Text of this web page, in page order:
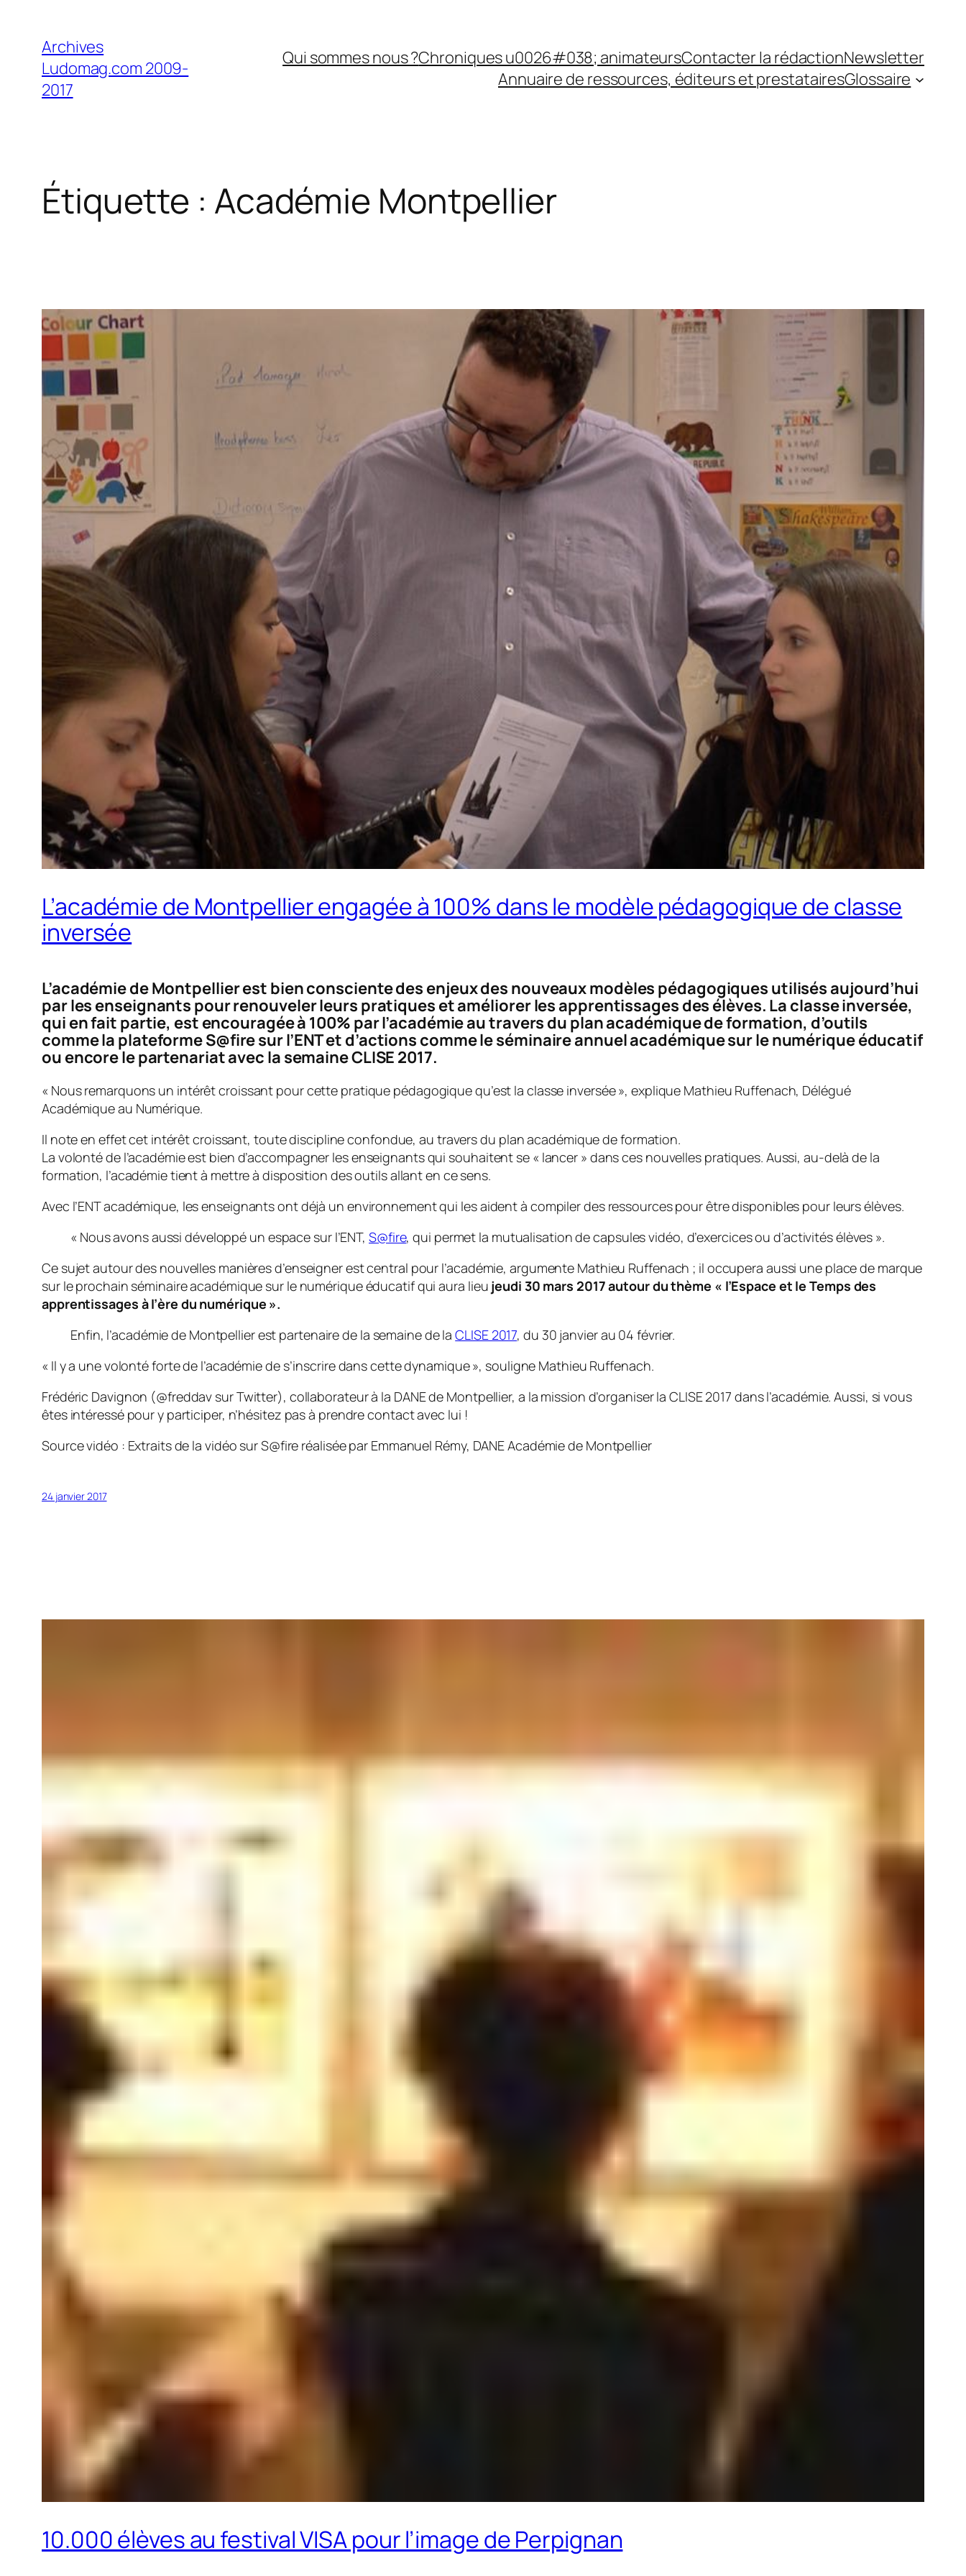
contenu
Archives
Ludomag.com 2009-
2017
Qui sommes nous ?Chroniques u0026#038; animateursContacter la rédactionNewsletter
Annuaire de ressources, éditeurs et prestatairesGlossaire
Étiquette : Académie Montpellier
L’académie de Montpellier engagée à 100% dans le modèle pédagogique de classe
inversée
L’académie de Montpellier est bien consciente des enjeux des nouveaux modèles pédagogiques utilisés aujourd’hui
par les enseignants pour renouveler leurs pratiques et améliorer les apprentissages des élèves. La classe inversée,
qui en fait partie, est encouragée à 100% par l’académie au travers du plan académique de formation, d’outils
comme la plateforme S@fire sur l’ENT et d’actions comme le séminaire annuel académique sur le numérique éducatif
ou encore le partenariat avec la semaine CLISE 2017.
« Nous remarquons un intérêt croissant pour cette pratique pédagogique qu’est la classe inversée», explique Mathieu Ruffenach, Délégué
Académique au Numérique.
Il note en effet cet intérêt croissant, toute discipline confondue, au travers du plan académique de formation.
La volonté de l’académie est bien d’accompagner les enseignants qui souhaitent se « lancer » dans ces nouvelles pratiques. Aussi, au-delà de la
formation, l’académie tient à mettre à disposition des outils allant en ce sens.
Avec l’ENT académique, les enseignants ont déjà un environnement qui les aident à compiler des ressources pour être disponibles pour leurs élèves.
« Nous avons aussi développé un espace sur l’ENT, S@fire, qui permet la mutualisation de capsules vidéo, d’exercices ou d’activités élèves ».
Ce sujet autour des nouvelles manières d’enseigner est central pour l’académie, argumente Mathieu Ruffenach ; il occupera aussi une place de marque
sur le prochain séminaire académique sur le numérique éducatif qui aura lieu jeudi 30 mars 2017 autour du thème « l’Espace et le Temps des
apprentissages à l’ère du numérique ».
Enfin, l’académie de Montpellier est partenaire de la semaine de laCLISE 2017, du 30 janvier au 04 février.
« Il y a une volonté forte de l’académie de s’inscrire dans cette dynamique», souligne Mathieu Ruffenach.
Frédéric Davignon (@freddav sur Twitter), collaborateur à la DANE de Montpellier, a la mission d’organiser la CLISE 2017 dans l’académie. Aussi, si vous
êtes intéressé pour y participer, n’hésitez pas à prendre contact avec lui !
Source vidéo : Extraits de la vidéo sur S@fire réalisée par Emmanuel Rémy, DANE Académie de Montpellier
24 janvier 2017
10.000 élèves au festival VISA pour l’image de Perpignan